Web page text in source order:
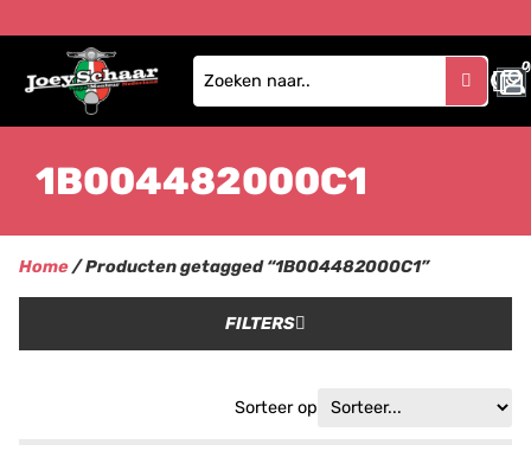
0
0
1B004482000C1
Home/ Producten getagged “1B004482000C1”
FILTERS
Sorteer op